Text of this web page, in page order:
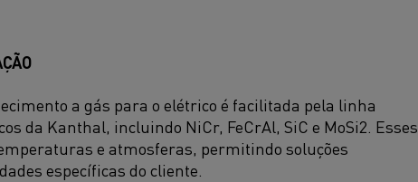
a gás para o elétrico é facilitada pela linha
da Kanthal, incluindo NiCr, FeCrAl, SiC e MoSi2. Esses
e atmosferas, permitindo soluções
específicas do cliente.